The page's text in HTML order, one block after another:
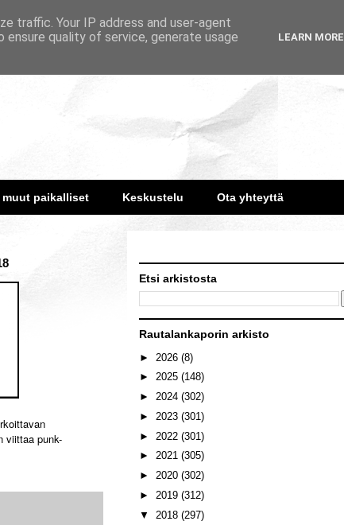
muut paikalliset Keskustelu Ota yhteyttä
viittaa punk-
Etsi arkistosta
Rautalankaporin arkisto
► 2026 (8)
► 2025 (148)
► 2024 (302)
► 2023 (301)
► 2022 (301)
► 2021 (305)
► 2020 (302)
► 2019 (312)
▼ 2018 (297)
traffic. Your IP address and user-agent
quality of service, generate usage
LEARN MORE